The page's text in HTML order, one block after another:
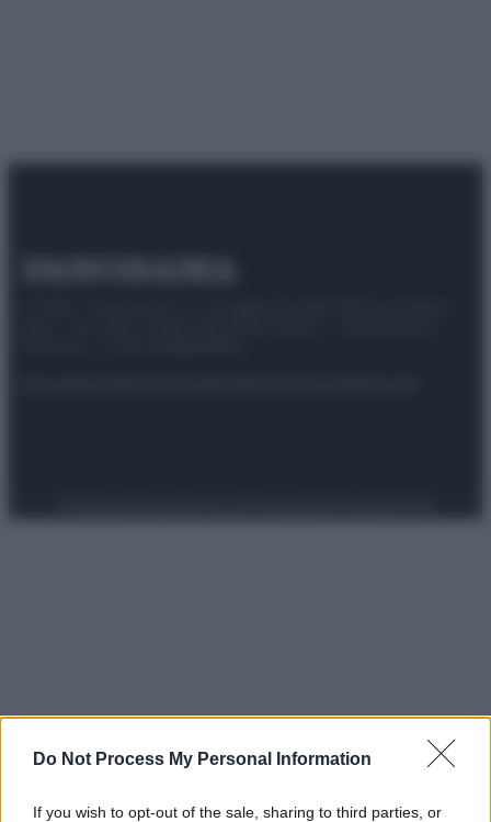
Do Not Process My Personal Information
If you wish to opt-out of the sale, sharing to third parties, or